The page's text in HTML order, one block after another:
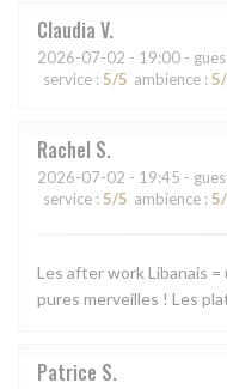
Claudia V
2026-07-02 - 19:00 -
service : 5/5 ambience : 5
Rachel S
2026-07-02 - 19:45 -
service : 5/5 ambience : 5
Les after work Libanais
pures merveilles ! Les
Patrice S